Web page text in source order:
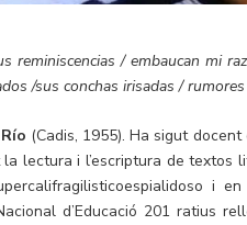
reminiscencias / embaucan mi
/sus conchas irisadas / rumores
(Cadis, 1955). Ha sigut
lectura i l’escriptura de
i
d’Educació 201 ratius